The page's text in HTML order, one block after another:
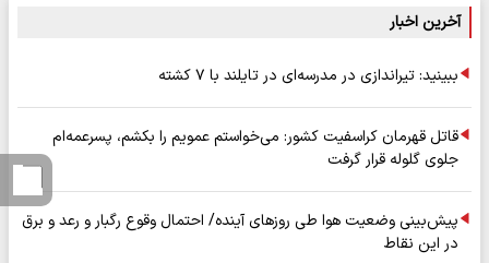
آخرین اخبار
ببینید: تیراندازی در مدرسه‌ای در تایلند با ۷ کشته
قاتل قهرمان کراسفیت کشور: می‌خواستم عمویم را بکشم، پسرعمه‌ام
جلوی گلوله قرار گرفت
پیش‌بینی وضعیت هوا طی روزهای آینده/ احتمال وقوع رگبار و رعد و برق
در این نقاط